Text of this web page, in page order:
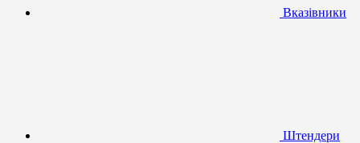
Вказівники
Штендери